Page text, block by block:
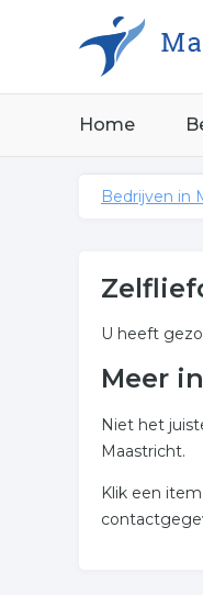
Home
Bedrijven in
U heeft
Meer
Niet het
Maastricht.
Klik een